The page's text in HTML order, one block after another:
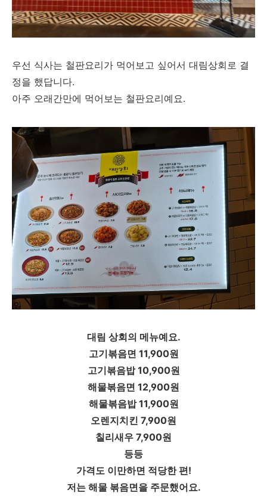
우선 식사는 철판요리가 먹어보고 싶어서 대림상회로 결
정을 했답니다.
아주 오래간만에 먹어보는 철판요리예요.
대림 상회의 메뉴예요.
고기볶음면 11,900원
고기볶음밥 10,900원
해물볶음면 12,900원
해물볶음밥 11,900원
오렌지치킨 7,900원
칠리새우 7,900원
등등
가격도 이만하면 적당한 편!
저는 해물 볶음면을 주문했어요.